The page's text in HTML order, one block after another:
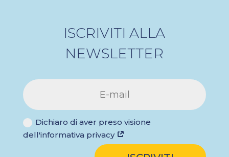
ISCRIVITI ALLA
NEWSLETTER
Dichiaro di aver preso visione
dell'informativa privacy